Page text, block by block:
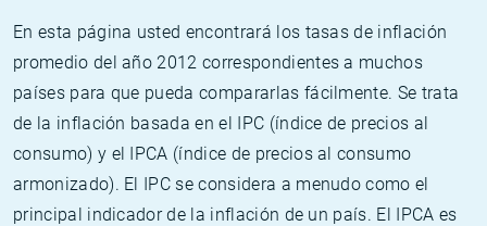
En esta página usted encontrará los tasas de inflación
promedio del año 2012 correspondientes a muchos
países para que pueda compararlas fácilmente. Se trata
de la inflación basada en el IPC (índice de precios al
consumo) y el IPCA (índice de precios al consumo
armonizado). El IPC se considera a menudo como el
principal indicador de la inflación de un país. El IPCA es